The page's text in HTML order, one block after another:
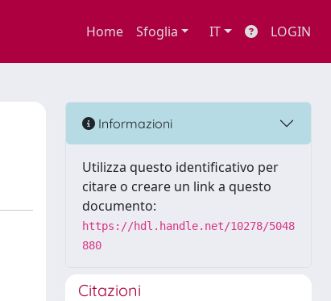
Home Sfoglia IT LOGIN
Informazioni
Utilizza questo identificativo per
citare o creare un link a questo
documento:
https://hdl.handle.net/10278/5048
880
Citazioni